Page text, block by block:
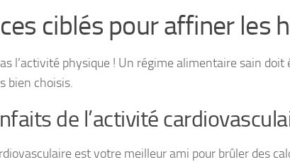
ciblés pour affiner les
l’activité physique ! Un régime alimentaire sain
bien choisis.
de l’activité
est votre meilleur ami pour brûler des